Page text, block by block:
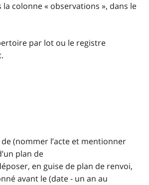
colonne « observations », dans le
par lot ou le registre
(nommer l’acte et mentionner
plan de
en guise de plan de renvoi,
avant le (date - un an au